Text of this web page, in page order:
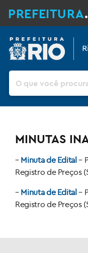
PREFEITURA
MINUTAS
–Minuta de Edital –
Registro de Preços
– Minuta de Edital –
Registro de Preços